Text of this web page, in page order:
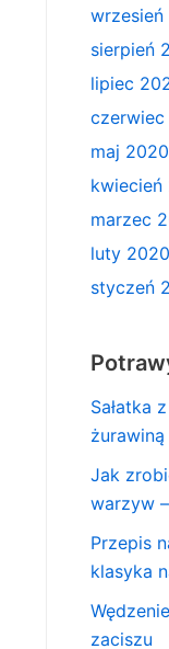
wrzesień
sierpień
lipiec
maj 2020
kwiecień
marzec
luty 2020
styczeń
Sałatka
Jak
warzyw
Przepis
klasyka
zaciszu